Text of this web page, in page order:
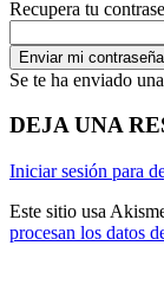
Recupera tu
Se te ha enviado
DEJA UNA
Iniciar sesión para
Este sitio usa
procesan los datos